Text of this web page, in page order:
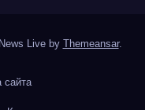
Live by Themeansar.
сайта